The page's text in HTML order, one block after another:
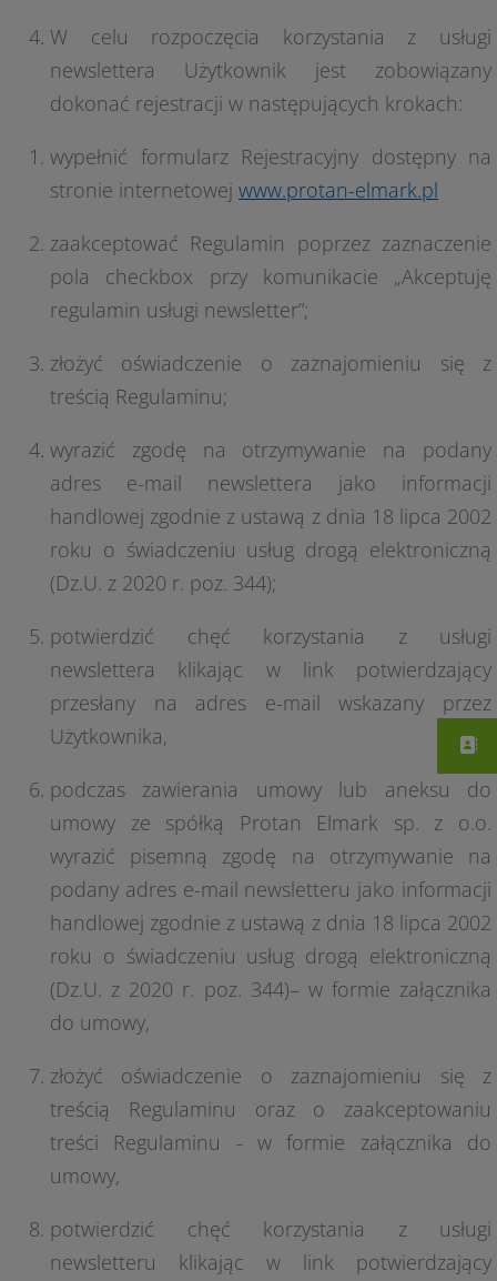
W celu rozpoczęcia korzystania z usługi
newslettera Użytkownik jest zobowiązany
dokonać rejestracji w następujących krokach:
wypełnić formularz Rejestracyjny dostępny na
stronie internetowej www.protan-elmark.pl
zaakceptować Regulamin poprzez zaznaczenie
pola checkbox przy komunikacie „Akceptuję
regulamin usługi newsletter”;
złożyć oświadczenie o zaznajomieniu się z
treścią Regulaminu;
wyrazić zgodę na otrzymywanie na podany
adres e-mail newslettera jako informacji
handlowej zgodnie z ustawą z dnia 18 lipca 2002
roku o świadczeniu usług drogą elektroniczną
(Dz.U. z 2020 r. poz. 344);
potwierdzić chęć korzystania z usługi
newslettera klikając w link potwierdzający
przesłany na adres e-mail wskazany przez
Użytkownika,
podczas zawierania umowy lub aneksu do
umowy ze spółką Protan Elmark sp. z o.o.
wyrazić pisemną zgodę na otrzymywanie na
podany adres e-mail newsletteru jako informacji
handlowej zgodnie z ustawą z dnia 18 lipca 2002
roku o świadczeniu usług drogą elektroniczną
(Dz.U. z 2020 r. poz. 344)– w formie załącznika
do umowy,
złożyć oświadczenie o zaznajomieniu się z
treścią Regulaminu oraz o zaakceptowaniu
treści Regulaminu - w formie załącznika do
umowy,
potwierdzić chęć korzystania z usługi
newsletteru klikając w link potwierdzający